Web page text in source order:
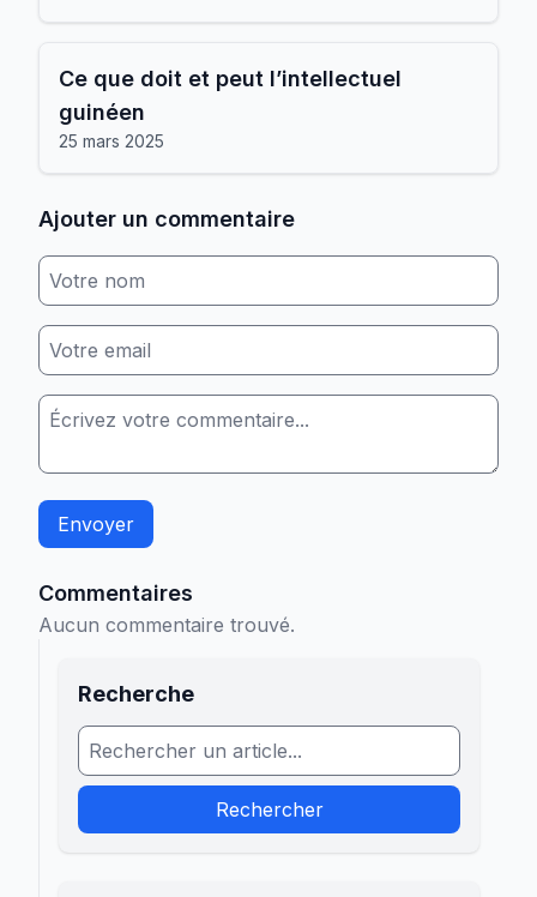
Ce que doit et peut l’intellectuel
guinéen
25 mars 2025
Ajouter un commentaire
Envoyer
Commentaires
Aucun commentaire trouvé.
Recherche
Rechercher